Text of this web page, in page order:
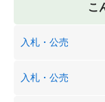
こ
入札・公売
入札・公売